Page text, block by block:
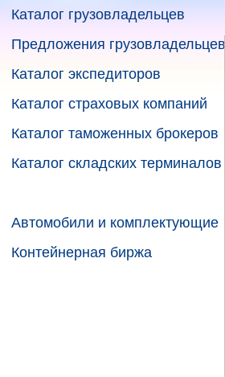
Каталог грузовладельцев
Предложения грузовладельцев
Каталог экспедиторов
Каталог страховых компаний
Каталог таможенных брокеров
Каталог складских терминалов
Автомобили и комплектующие
Контейнерная биржа